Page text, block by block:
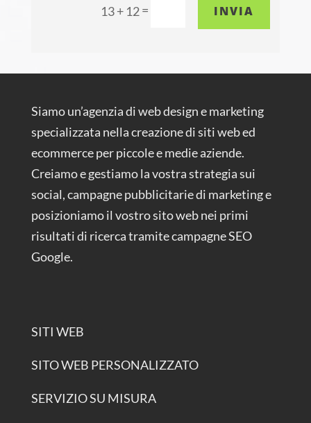
13 + 12= INVIA
Siamo un’agenzia di web design e marketing
specializzata nella creazione di siti web ed
ecommerce per piccole e medie aziende.
Creiamo e gestiamo la vostra strategia sui
social, campagne pubblicitarie di marketing e
posizioniamo il vostro sito web nei primi
risultati di ricerca tramite campagne SEO
Google.
SITI WEB
SITO WEB PERSONALIZZATO
SERVIZIO SU MISURA